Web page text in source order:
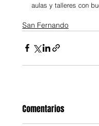
aulas y talleres con
San Fernando
Comentarios